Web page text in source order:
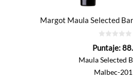
Margot Maula Selected
de
Puntaje:
Maula Selected
Malbec-